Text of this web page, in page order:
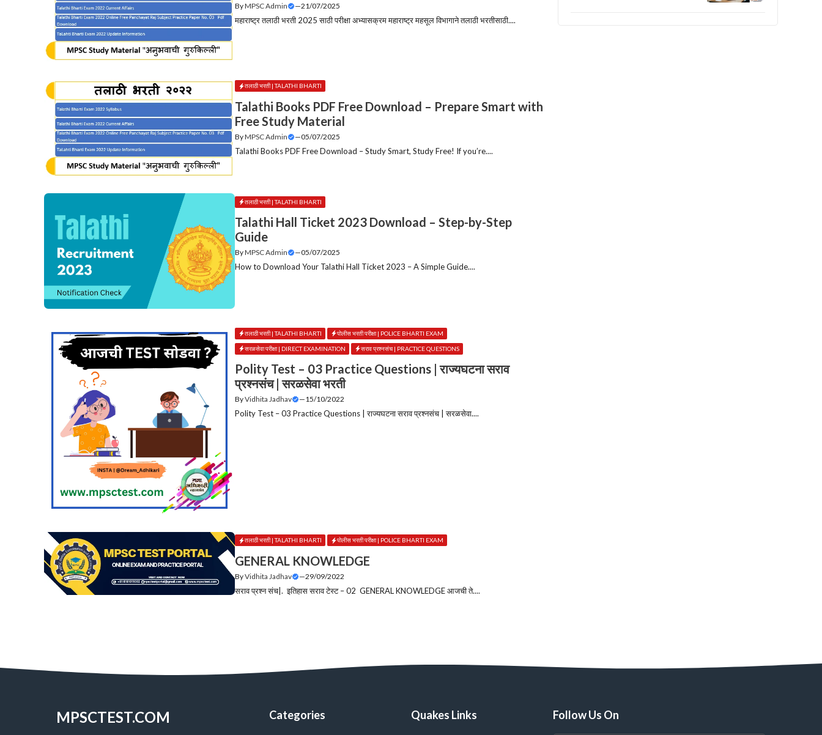
ByMPSC Admin —21/07/2025
महाराष्ट्र तलाठी भरती 2025 साठी परीक्षा अभ्यासक्रम महाराष्ट्र महसूल विभागाने तलाठी भरतीसाठी....
तलाठी भरती | TALATHI BHARTI
Talathi Books PDF Free Download – Prepare Smart with
Free Study Material
ByMPSC Admin —05/07/2025
Talathi Books PDF Free Download – Study Smart, Study Free! If you’re....
तलाठी भरती | TALATHI BHARTI
Talathi Hall Ticket 2023 Download – Step-by-Step
Guide
ByMPSC Admin —05/07/2025
How to Download Your Talathi Hall Ticket 2023 – A Simple Guide....
तलाठी भरती | TALATHI BHARTI पोलीस भरती परीक्षा | POLICE BHARTI EXAM
सरळसेवा परीक्षा | DIRECT EXAMINATION सराव प्रश्नसंच | PRACTICE QUESTIONS
Polity Test – 03 Practice Questions | राज्यघटना सराव
प्रश्नसंच | सरळसेवा भरती
ByVidhita Jadhav —15/10/2022
Polity Test – 03 Practice Questions | राज्यघटना सराव प्रश्नसंच | सरळसेवा....
तलाठी भरती | TALATHI BHARTI पोलीस भरती परीक्षा | POLICE BHARTI EXAM
GENERAL KNOWLEDGE
ByVidhita Jadhav —29/09/2022
सराव प्रश्न संच|. इतिहास सराव टेस्ट – 02 GENERAL KNOWLEDGE आजची ते....
MPSCTEST.COM Categories Quakes Links Follow Us On